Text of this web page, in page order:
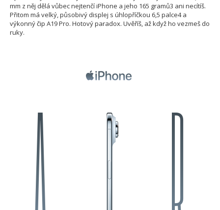
mm z něj dělá vůbec nejtenčí iPhone a jeho 165 gramů3 ani necítíš.
Přitom má velký, působivý displej s úhlopříčkou 6,5 palce4 a
výkonný čip A19 Pro. Hotový paradox. Uvěříš, až když ho vezmeš do
ruky.